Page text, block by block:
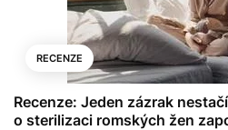
RECENZE
Recenze: Jeden zázrak
o sterilizaci romských žen